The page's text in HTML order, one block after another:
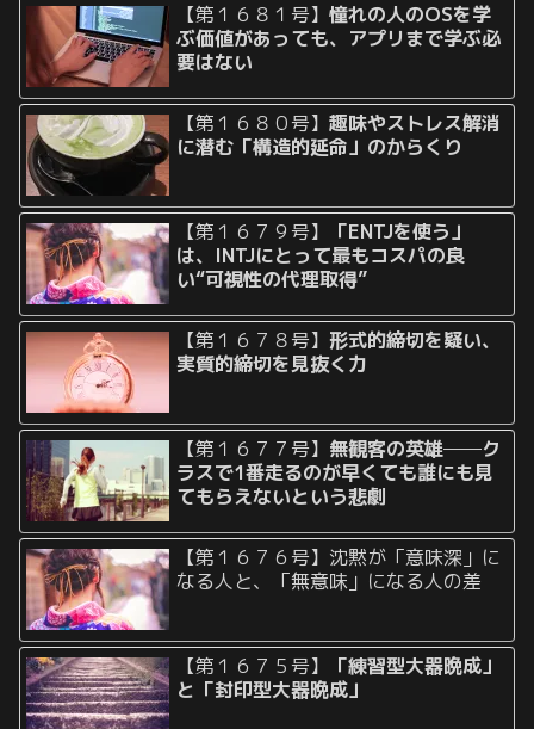
【第１６８１号】憧れの人のOSを学
ぶ価値があっても、アプリまで学ぶ必
要はない
【第１６８０号】趣味やストレス解消
に潜む「構造的延命」のからくり
【第１６７９号】
「ENTJを使う」
は、INTJにとって最もコスパの良
い“可視性の代理取得”
【第１６７８号】形式的締切を疑い、
実質的締切を見抜く力
【第１６７７号】 無観客の英雄──ク
ラスで1番走るのが早くても誰にも見
てもらえないという悲劇
【第１６７６号】沈黙が「意味深」に
なる人と、「無意味」になる人の差
【第１６７５号】
「練習型大器晩成」
と「封印型大器晩成」